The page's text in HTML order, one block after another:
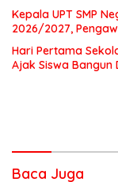
Kepala UPT SMP
2026/2027,
Hari Pertama
Ajak Siswa Bangun
Baca Juga